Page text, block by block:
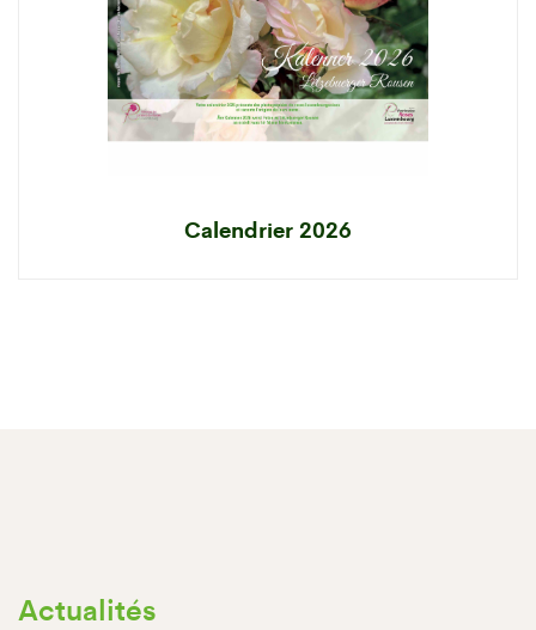
Calendrier 2026
Actualités